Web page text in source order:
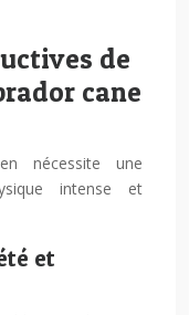
de
cane
nécessite une
intense et
et